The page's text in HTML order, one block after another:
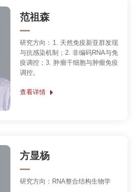
范祖森
研究方向：1. 天然免疫新亚群发现
与抗感染机制；2. 非编码RNA与免
疫调控；3. 肿瘤干细胞与肿瘤免疫
调控。
查看详情
方显杨
研究方向：RNA整合结构生物学